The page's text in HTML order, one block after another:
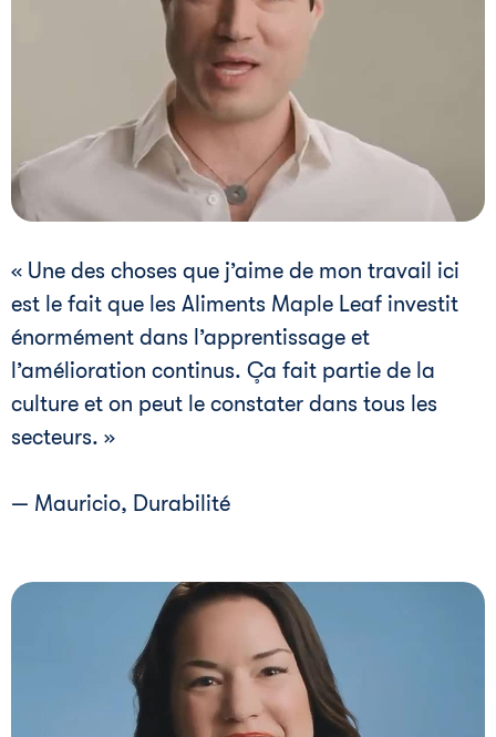
« Une des choses que j’aime de mon travail ici
est le fait que les Aliments Maple Leaf investit
énormément dans l’apprentissage et
l’amélioration continus. Ça fait partie de la
culture et on peut le constater dans tous les
secteurs. »
— Mauricio, Durabilité